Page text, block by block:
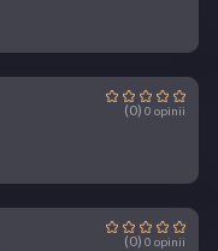
(0) 0 opinii
(0) 0 opinii